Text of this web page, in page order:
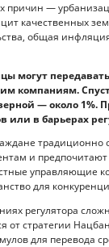
причин —
качественных
общая
могут
компаниям.
— около 1%.
или в барьерах
традиционно
и предпочитают
управляющие
для
регулятора
стратегии
для перевода